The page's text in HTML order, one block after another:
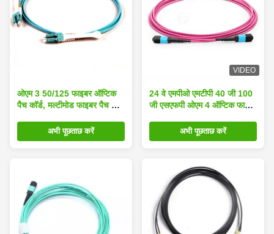
ओएम 3 50/125 फाइबर ऑप्टिक
पैच कॉर्ड, मल्टीमोड फाइबर पैच कॉर्ड
अभी पूछताछ करें
VIDEO
24 वे एमपीओ एमटीपी 40 जी 100
जी एसएफपी ओएम 4 ऑप्टिक फाइबर
अभी पूछताछ करें